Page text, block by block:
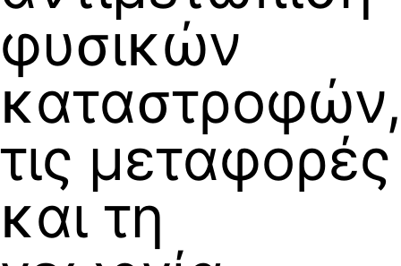
φυσικών
καταστροφών,
τις μεταφορές
και τη